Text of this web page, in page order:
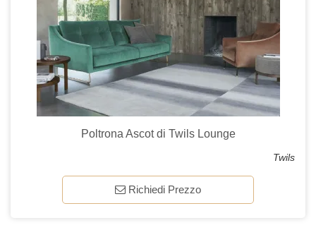
Poltrona Ascot di Twils Lounge
Twils
Richiedi Prezzo